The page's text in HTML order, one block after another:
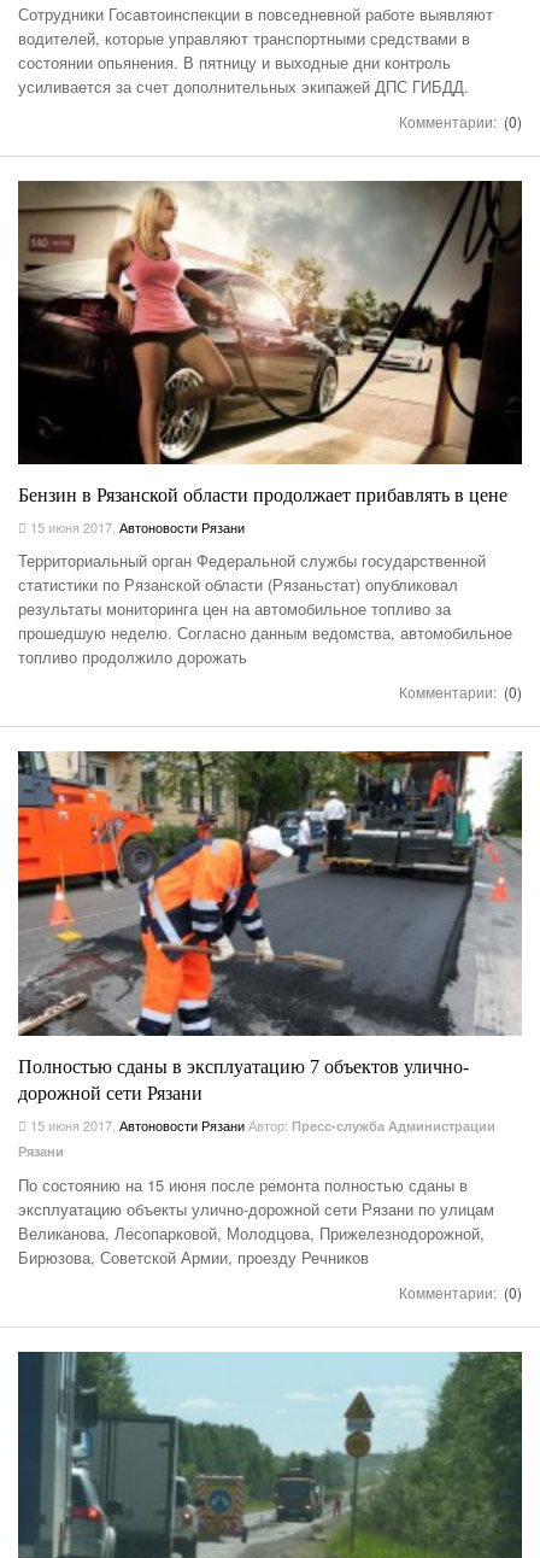
Сотрудники Госавтоинспекции в повседневной работе выявляют
водителей, которые управляют транспортными средствами в
состоянии опьянения. В пятницу и выходные дни контроль
усиливается за счет дополнительных экипажей ДПС ГИБДД.
Комментарии: (0)
Бензин в Рязанской области продолжает прибавлять в цене
15 июня 2017, Автоновости Рязани
Территориальный орган Федеральной службы государственной
статистики по Рязанской области (Рязаньстат) опубликовал
результаты мониторинга цен на автомобильное топливо за
прошедшую неделю. Согласно данным ведомства, автомобильное
топливо продолжило дорожать
Комментарии: (0)
Полностью сданы в эксплуатацию 7 объектов улично-
дорожной сети Рязани
15 июня 2017 Автоновости РязаниАвтор: Пресс-служба Администрации
Рязани
По состоянию на 15 июня после ремонта полностью сданы в
эксплуатацию объекты улично-дорожной сети Рязани по улицам
Великанова, Лесопарковой, Молодцова, Прижелезнодорожной,
Бирюзова, Советской Армии, проезду Речников
Комментарии: (0)